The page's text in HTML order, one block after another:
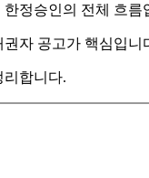
정승인의 전체 흐름
자 공고가 핵심입니
리합니다.